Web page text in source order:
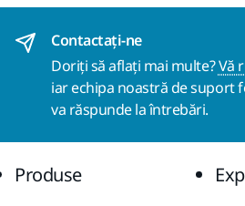
Contactaţi-ne
Doriți să aflați mai multe?Vă
iar echipa noastră de suport
va răspunde la întrebări.
Produse